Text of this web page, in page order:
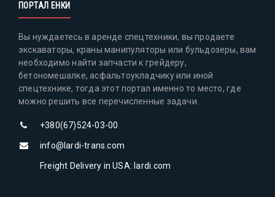
ПОРТАЛ ЕНКИ
Вы нуждаетесь в аренде спецтехники, вы продаете
экскаваторы, краны манипуляторы или бульдозеры, вам
необходимо найти запчасти к грейдеру,
бетономешалке, асфальтоукладчику или иной
спецтехнике, тогда этот портал именно то место, где
можно решить все перечисленные задачи.
+380(67)524-03-00
info@lardi-trans.com
Freight Delivery in USA: lardi.com